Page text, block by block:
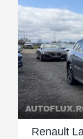
Renault